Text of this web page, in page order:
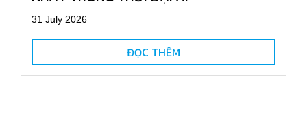
31 July 2026
ĐỌC THÊM